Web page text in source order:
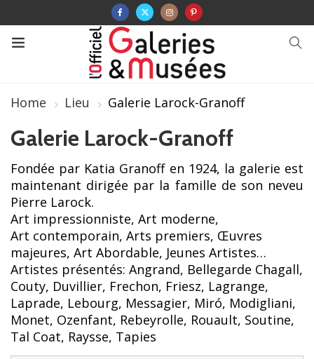
Home Lieu Galerie Larock-Granoff
Galerie Larock-Granoff
Fondée par Katia Granoff en 1924, la galerie est
maintenant dirigée par la famille de son neveu
Pierre Larock.
Art impressionniste, Art moderne,
Art contemporain, Arts premiers, Œuvres
majeures, Art Abordable, Jeunes Artistes…
Artistes présentés: Angrand, Bellegarde Chagall,
Couty, Duvillier, Frechon, Friesz, Lagrange,
Laprade, Lebourg, Messagier, Miró, Modigliani,
Monet, Ozenfant, Rebeyrolle, Rouault, Soutine,
Tal Coat, Raysse, Tapies